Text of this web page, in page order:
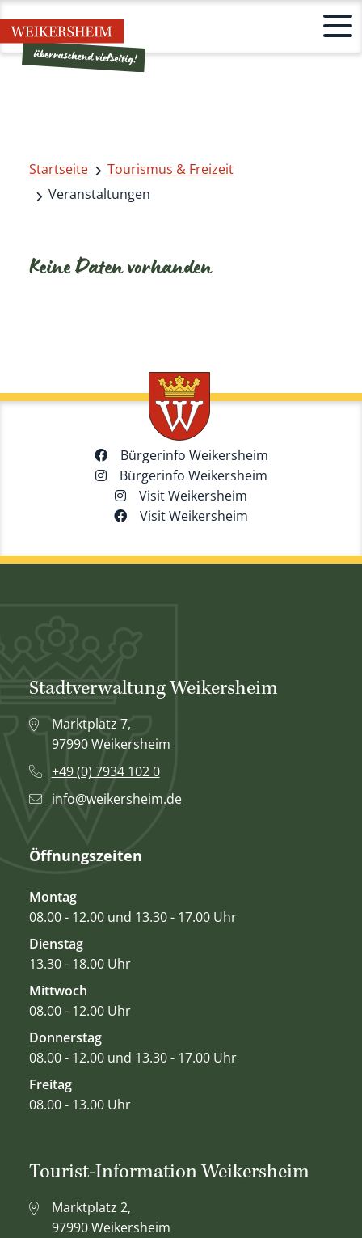
Startseite
Tourismus & Freizeit
Veranstaltungen
Keine Daten vorhanden
Bürgerinfo Weikersheim
Bürgerinfo Weikersheim
Visit Weikersheim
Visit Weikersheim
Stadtverwaltung Weikersheim
Marktplatz 7,
97990 Weikersheim
+49 (0) 7934 102 0
info@weikersheim.de
Öffnungszeiten
Montag
08.00 - 12.00 und 13.30 - 17.00 Uhr
Dienstag
13.30 - 18.00 Uhr
Mittwoch
08.00 - 12.00 Uhr
Donnerstag
08.00 - 12.00 und 13.30 - 17.00 Uhr
Freitag
08.00 - 13.00 Uhr
Tourist-Information Weikersheim
Marktplatz 2,
97990 Weikersheim